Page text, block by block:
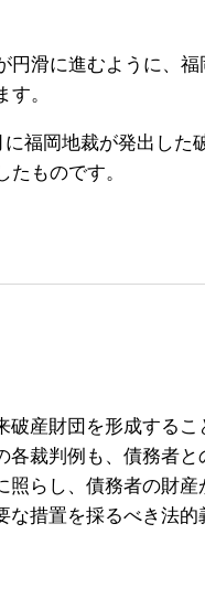
円滑に進むように、福
。
に福岡地裁が発出し
たものです。
産財団を形成する
裁判例も、債務者
らし、債務者の財
措置を採るべき法